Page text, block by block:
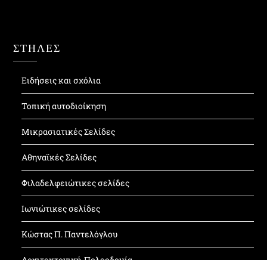
ΣΤΗΛΕΣ
Ειδήσεις και σχόλια
Τοπική αυτοδιοίκηση
Μικρασιατικές Σελίδες
Αθηναϊκές Σελίδες
Φιλαδελφειώτικες σελίδες
Ιωνιώτικες σελίδες
Κώστας Π. Παντελόγλου